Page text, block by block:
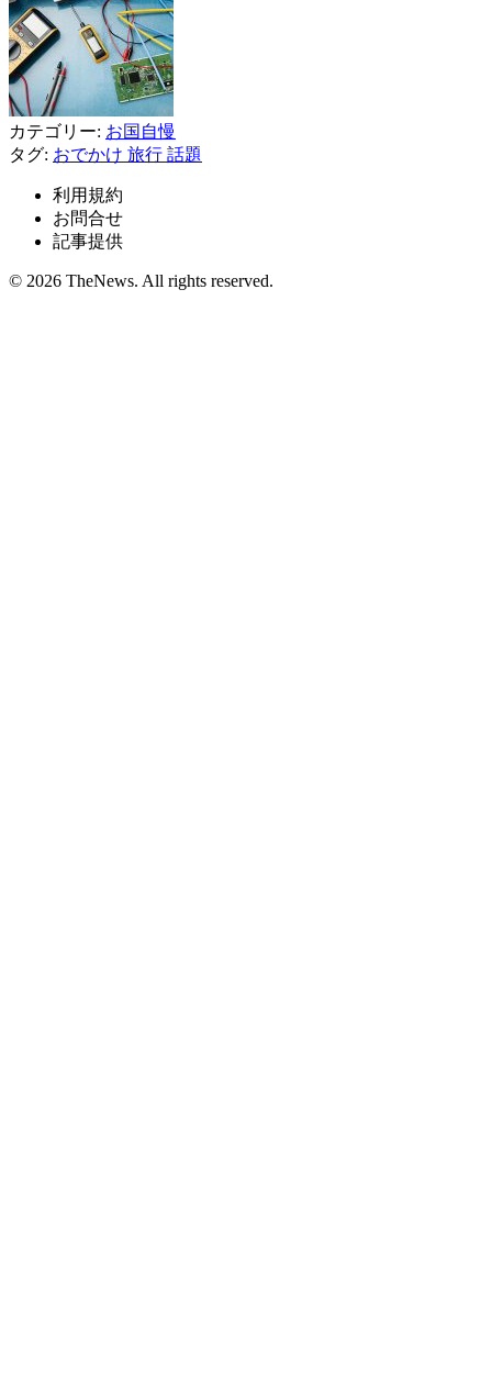
カテゴリー: お国自慢
タグ: おでかけ 旅行 話題
利用規約
お問合せ
記事提供
© 2026 TheNews. All rights reserved.